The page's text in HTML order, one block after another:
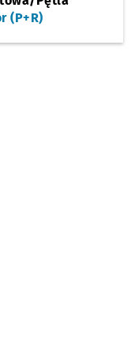
(P+R)